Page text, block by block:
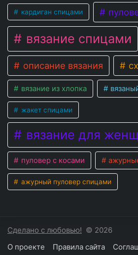
кардиган спицами
вязание спицами
описание вязания
вязание из хлопка
жакет спицами
вязание для
пуловер с косами
ажурный пуловер спицами
Сделано с любовью! © 2026
О проекте
Правила сайта